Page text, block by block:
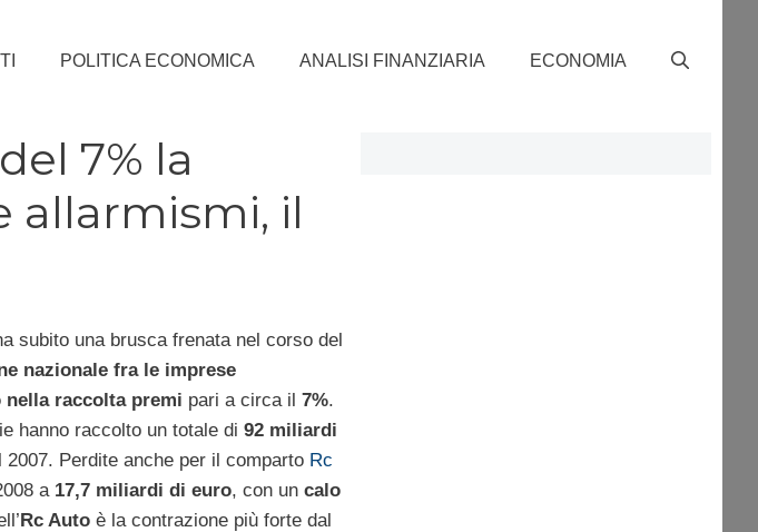
POLITICA ECONOMICA ANALISI FINANZIARIA ECONOMIA
7% la
allarmismi, il
subito una brusca frenata nel corso del
nazionale fra le imprese
nella raccolta premi pari a circa il 7%.
hanno raccolto un totale di 92 miliardi
Perdite anche per il comparto Rc
a 17,7 miliardi di euro, con un calo
Rc Autoè la contrazione più forte dal